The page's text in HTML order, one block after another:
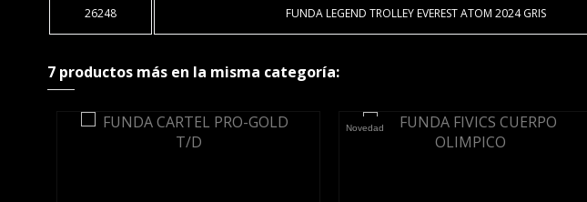
26248 FUNDA LEGEND TROLLEY EVEREST ATOM 2024 GRIS
7 productos más en la misma categoría:
Novedad